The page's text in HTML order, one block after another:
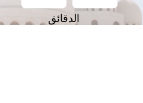
الدقائق